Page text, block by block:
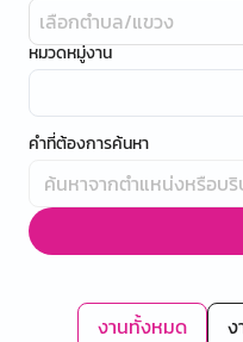
เลือกตำบล/แขวง
หมวดหมู่งาน
คำที่ต้องการค้นหา
งานทั้งหมด ง